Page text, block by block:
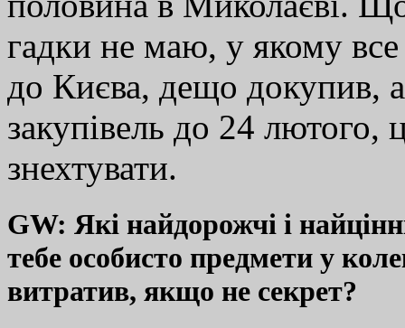
гадки не маю, у якому все
до Києва, дещо докупив,
закупівель до 24
знехтувати.
GW: Які найдорожчі і
тебе особисто предмети у
витратив, якщо не секрет?